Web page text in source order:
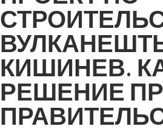
КИШИНЕВ.
РЕШЕНИЕ